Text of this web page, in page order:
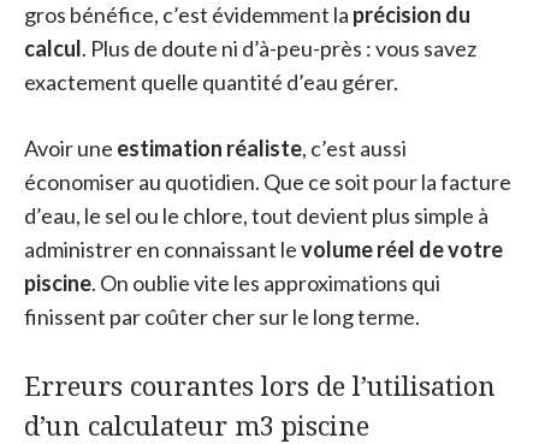
gros bénéfice, c’est évidemment la précision du
calcul. Plus de doute ni d’à-peu-près : vous savez
exactement quelle quantité d’eau gérer.
Avoir une estimation réaliste, c’est aussi
économiser au quotidien. Que ce soit pour la facture
d’eau, le sel ou le chlore, tout devient plus simple à
administrer en connaissant levolume réel de votre
piscine. On oublie vite les approximations qui
finissent par coûter cher sur le long terme.
Erreurs courantes lors de l’utilisation
d’un calculateur m3 piscine